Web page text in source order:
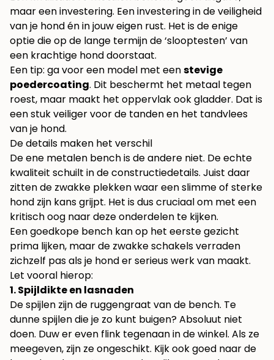
maar een investering. Een investering in de veiligheid
van je hond én in jouw eigen rust. Het is de enige
optie die op de lange termijn de ‘slooptesten’ van
een krachtige hond doorstaat.
Een tip: ga voor een model met eenstevige
poedercoating. Dit beschermt het metaal tegen
roest, maar maakt het oppervlak ook gladder. Dat is
een stuk veiliger voor de tanden en het tandvlees
van je hond.
De details maken het verschil
De ene metalen bench is de andere niet. De echte
kwaliteit schuilt in de constructiedetails. Juist daar
zitten de zwakke plekken waar een slimme of sterke
hond zijn kans grijpt. Het is dus cruciaal om met een
kritisch oog naar deze onderdelen te kijken.
Een goedkope bench kan op het eerste gezicht
prima lijken, maar de zwakke schakels verraden
zichzelf pas als je hond er serieus werk van maakt.
Let vooral hierop:
1. Spijldikte en lasnaden
De spijlen zijn de ruggengraat van de bench. Te
dunne spijlen die je zo kunt buigen? Absoluut niet
doen. Duw er even flink tegenaan in de winkel. Als ze
meegeven, zijn ze ongeschikt. Kijk ook goed naar de